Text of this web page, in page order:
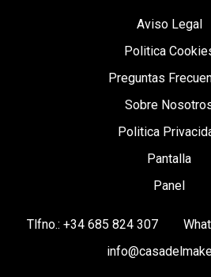
Aviso Legal
Politica
Preguntas
Sobre
Politica
Pantalla
Panel
Tlfno.: +34 685 824 307